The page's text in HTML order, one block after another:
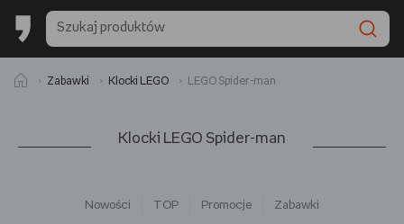
Zabawki Klocki LEGO LEGO Spider-man
Klocki LEGO Spider-man
Nowości TOP Promocje Zabawki